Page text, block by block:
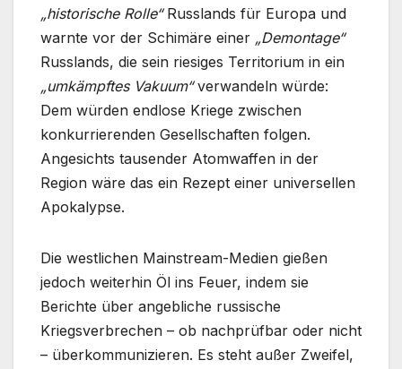
„historische Rolle“Russlands für Europa und
warnte vor der Schimäre einer „Demontage“
Russlands, die sein riesiges Territorium in ein
„umkämpftes Vakuum“verwandeln würde:
Dem würden endlose Kriege zwischen
konkurrierenden Gesellschaften folgen.
Angesichts tausender Atomwaffen in der
Region wäre das ein Rezept einer universellen
Apokalypse.
Die westlichen Mainstream-Medien gießen
jedoch weiterhin Öl ins Feuer, indem sie
Berichte über angebliche russische
Kriegsverbrechen – ob nachprüfbar oder nicht
– überkommunizieren. Es steht außer Zweifel,